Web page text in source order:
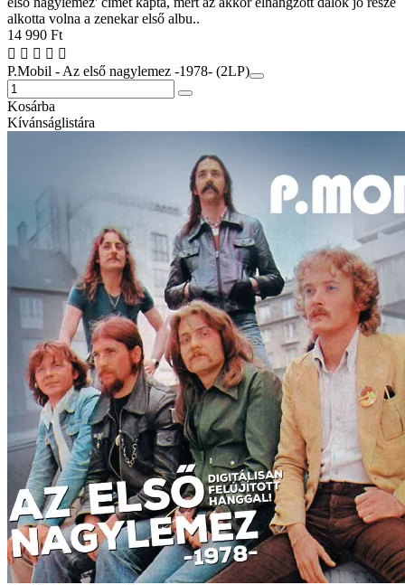
alkotta volna a zenekar első albu..
14 990 Ft
P.Mobil - Az első nagylemez -1978- (2LP)
Kosárba
Kívánságlistára